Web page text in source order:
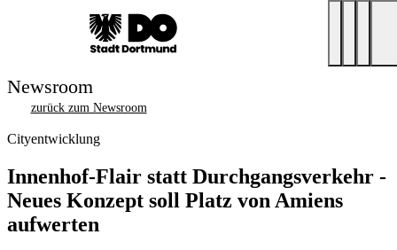
Newsroom
zurück zum Newsroom
Cityentwicklung
Innenhof-Flair statt Durchgangsverkehr -
Neues Konzept soll Platz von Amiens
aufwerten